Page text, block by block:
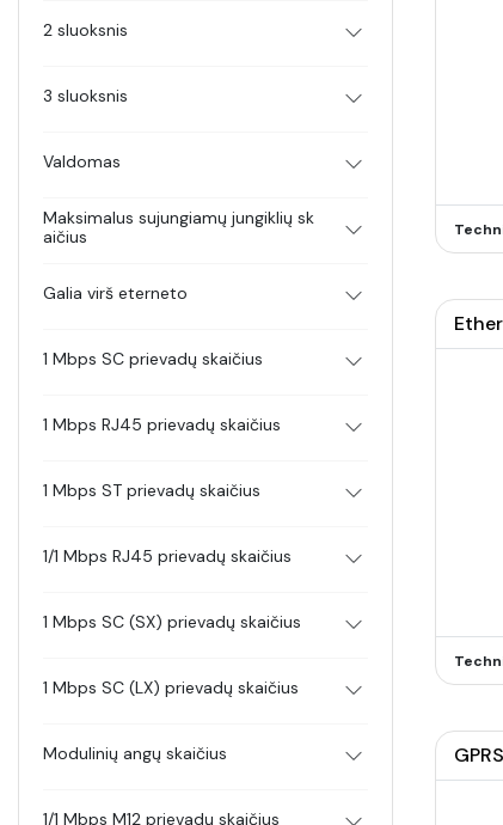
2 sluoksnis
3 sluoksnis
Valdomas
Maksimalus sujungiamų jungiklių sk
aičius
Galia virš eterneto
1 Mbps SC prievadų skaičius
1 Mbps RJ45 prievadų skaičius
1 Mbps ST prievadų skaičius
1/1 Mbps RJ45 prievadų skaičius
1 Mbps SC (SX) prievadų skaičius
1 Mbps SC (LX) prievadų skaičius
Modulinių angų skaičius
1/1 Mbps M12 prievadų skaičius